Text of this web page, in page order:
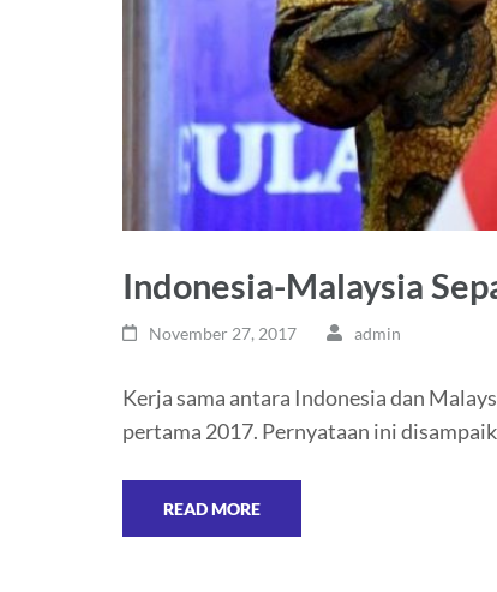
Indonesia-Malaysia
November 27, 2017 admin
Kerja sama antara Indonesia dan
pertama 2017. Pernyataan ini
READ MORE